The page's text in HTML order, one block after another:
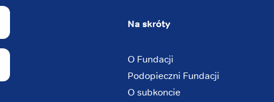
Na skróty
O Fundacji
Podopieczni Fundacji
O subkoncie